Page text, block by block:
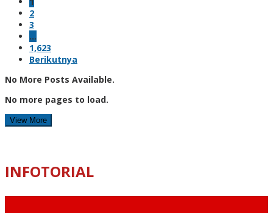
2
3
…
1,623
Berikutnya
No More Posts Available.
No more pages to load.
View More
INFOTORIAL